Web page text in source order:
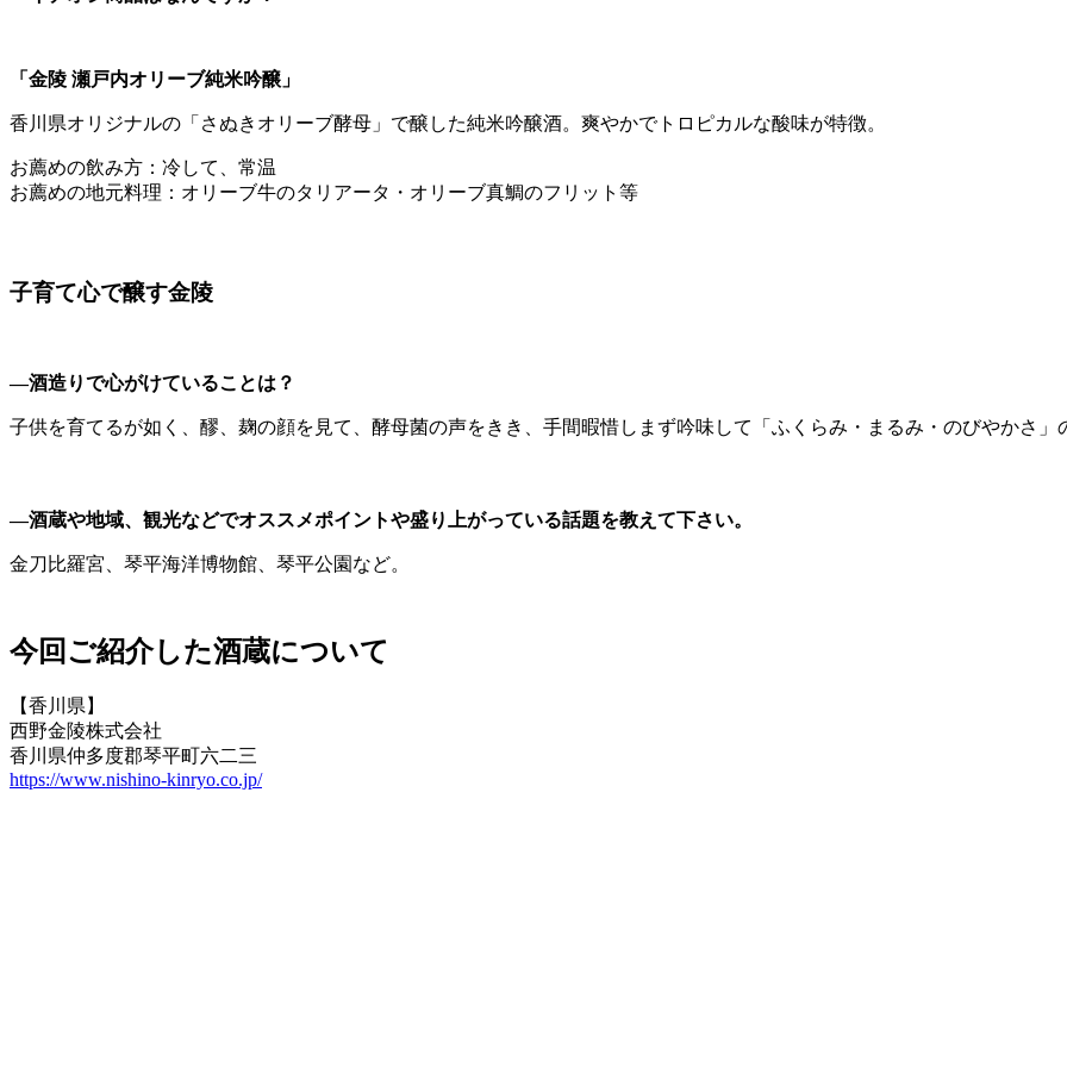
「金陵 瀬戸内オリーブ純米吟醸」
香川県オリジナルの「さぬきオリーブ酵母」で醸した純米吟醸酒。爽やかでトロピカルな酸味が特徴。
お薦めの飲み方：冷して、常温
お薦めの地元料理：オリーブ牛のタリアータ・オリーブ真鯛のフリット等
子育て心で醸す金陵
―酒造りで心がけていることは？
子供を育てるが如く、醪、麹の顔を見て、酵母菌の声をきき、手間暇惜しまず吟味して「ふくらみ・まるみ・のびやかさ」
―酒蔵や地域、観光などでオススメポイントや盛り上がっている話題を教えて下さい。
金刀比羅宮、琴平海洋博物館、琴平公園など。
今回ご紹介した酒蔵について
【香川県】
西野金陵株式会社
香川県仲多度郡琴平町六二三
https://www.nishino-kinryo.co.jp/